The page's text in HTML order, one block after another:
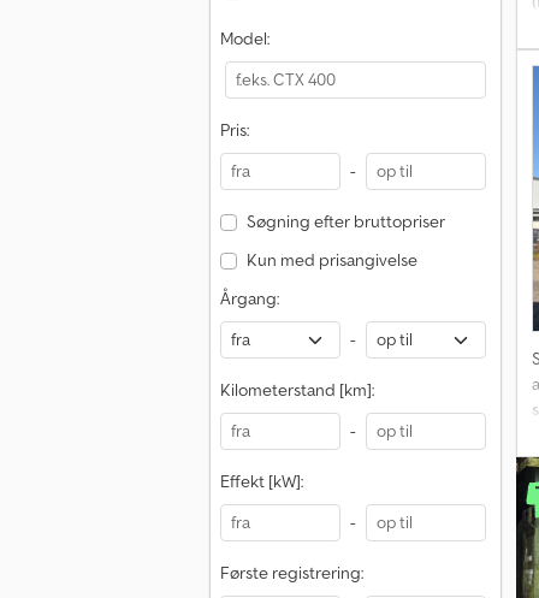
Model:
Pris:
-
Søgning efter bruttopriser
Kun med prisangivelse
Årgang:
-
Kilometerstand [km]:
-
Effekt [kW]:
-
Første registrering: